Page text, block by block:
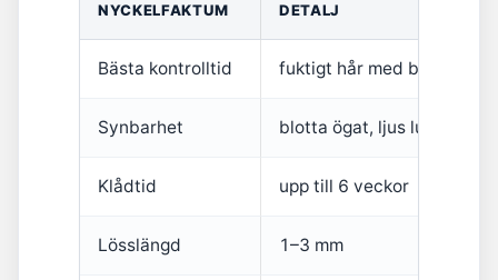
NYCKELFAKTUM DETALJ
Bästa kontrolltid fuktigt hår med balsam
Synbarhet blotta ögat, ljus luskam
Klådtid upp till 6 veckor
Lösslängd 1–3 mm